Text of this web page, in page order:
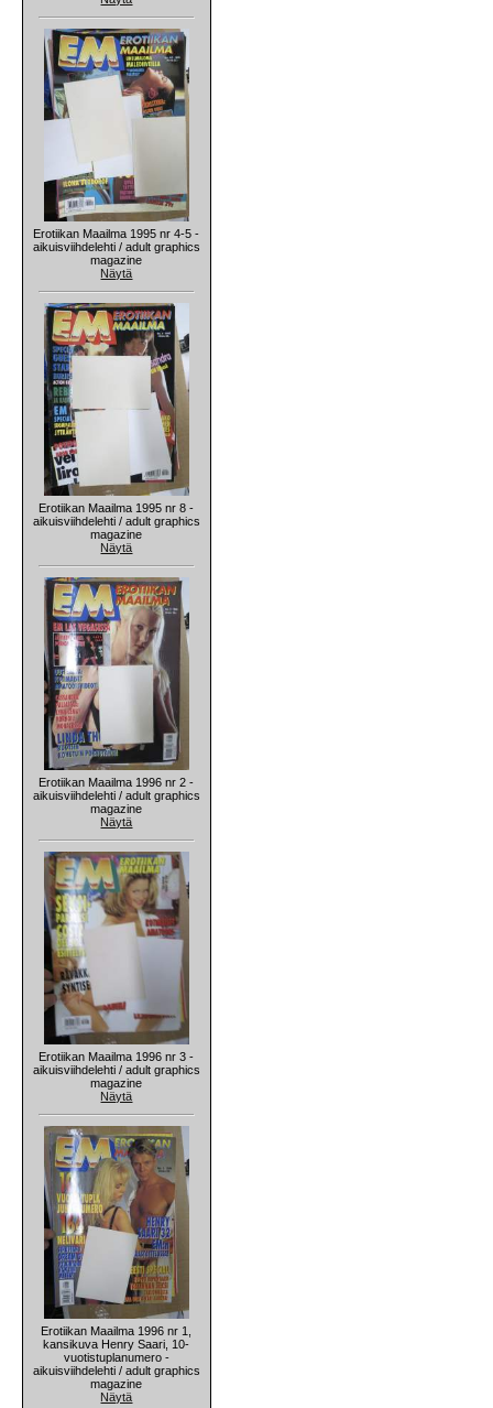
Erotiikan Maailma 1995 nr 4-5 -
aikuisviihdelehti / adult graphics
magazine
Näytä
Erotiikan Maailma 1995 nr 8 -
aikuisviihdelehti / adult graphics
magazine
Näytä
Erotiikan Maailma 1996 nr 2 -
aikuisviihdelehti / adult graphics
magazine
Näytä
Erotiikan Maailma 1996 nr 3 -
aikuisviihdelehti / adult graphics
magazine
Näytä
Erotiikan Maailma 1996 nr 1,
kansikuva Henry Saari, 10-
vuotistuplanumero -
aikuisviihdelehti / adult graphics
magazine
Näytä